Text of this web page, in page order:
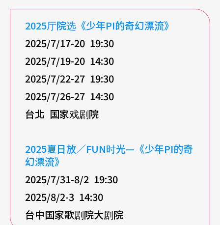
2025厅院选《少年PI的奇幻漂流》
2025/7/17-20 19:30
2025/7/19-20 14:30
2025/7/22-27 19:30
2025/7/26-27 14:30
台北 国家戏剧院
2025夏日放／FUN时光—《少年PI的奇
幻漂流》
2025/7/31-8/2 19:30
2025/8/2-3 14:30
台中国家歌剧院大剧院